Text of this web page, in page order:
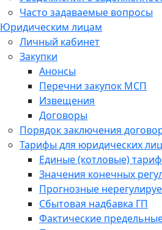
Часто задаваемые вопросы
Юридическим лицам
Личный кабинет
Закупки
Анонсы
Перечни закупок МСП
Извещения
Договоры
Порядок заключения
Тарифы для юридических лиц
Единые (котловые)
Значения конечных
Прогнозные
Сбытовая надбавка ГП
Фактические